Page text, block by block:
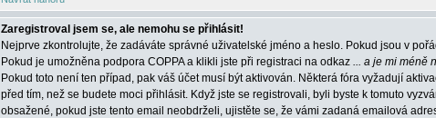
Zaregistroval jsem se, ale nemohu se přihlásit!
Nejprve zkontrolujte, že zadáváte správné uživatelské jméno a heslo. Pokud jsou v
Pokud je umožněna podpora COPPA a klikli jste při registraci na odkaz ... a je mi méně
Pokud toto není ten případ, pak váš účet musí být aktivován. Některá fóra vyžadují
před tím, než se budete moci přihlásit. Když jste se registrovali, byli byste k tomuto
obsažené, pokud jste tento email neobdrželi, ujistěte se, že vámi zadaná emailová